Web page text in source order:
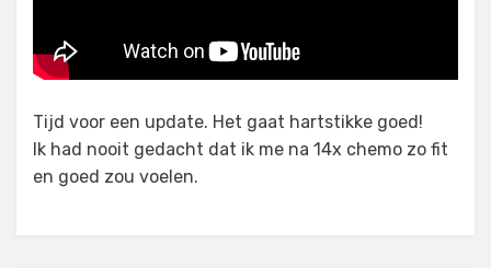
Tijd voor een update. Het gaat hartstikke goed!
Ik had nooit gedacht dat ik me na 14x chemo zo fit
en goed zou voelen.